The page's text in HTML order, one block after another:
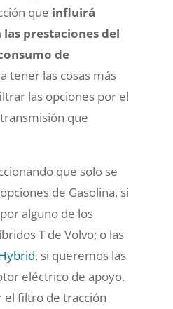
que influirá
prestaciones del
de
tener las cosas más
las opciones por el
que
que solo se
de Gasolina, si
alguno de los
T de Volvo; o las
, si queremos las
eléctrico de apoyo.
el filtro de tracción